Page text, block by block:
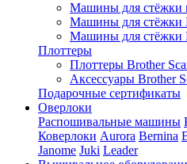
Машины для стёжки
Машины для стёжки
Машины для стёжки
Плоттеры
Плоттеры Brother
Аксессуары Brother
Подарочные сертификаты
Оверлоки
Распошивальные машины
Коверлоки Aurora Bernina
Janome Juki Leader